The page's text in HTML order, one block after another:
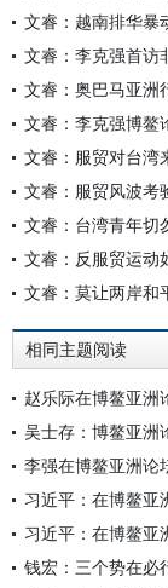
文睿：越南排华暴
文睿：李克强首访
文睿：奥巴马亚洲
文睿：李克强博鳌
文睿：服贸对台湾
文睿：服贸风波考
文睿：台湾青年切
文睿：反服贸运动
文睿：莫让两岸和
相同主题阅读
赵乐际在博鳌亚洲
吴士存：博鳌亚洲
李强在博鳌亚洲论
习近平：在博鳌亚
习近平：在博鳌亚